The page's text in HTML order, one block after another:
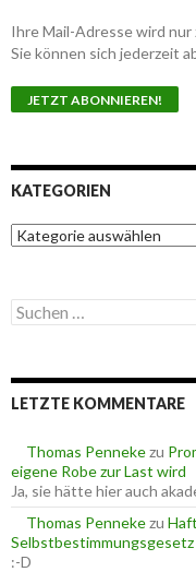
Ihre Mail-Adresse wird
Sie können sich jederzeit
KATEGORIEN
K
a
g
o
n
S
u
e
n
c
h
:
LETZTE KOMMENTARE
Thomas Pennekezu
eigene Robe zur Last wird
Ja, sie hätte hier auch
Thomas Pennekezu
:-D